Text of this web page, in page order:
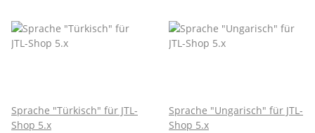
Sprache "Türkisch" für JTL-
Shop 5.x
Sprache "Ungarisch" für JTL-
Shop 5.x